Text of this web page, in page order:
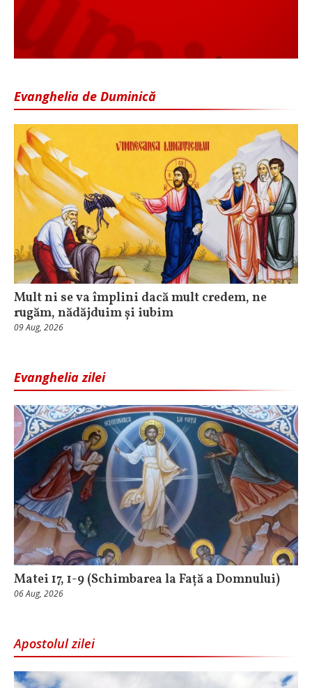
Evanghelia de Duminică
Mult ni se va împlini dacă mult credem, ne
rugăm, nădăjduim și iubim
09 Aug, 2026
Evanghelia zilei
Matei 17, 1-9 (Schimbarea la Față a Domnului)
06 Aug, 2026
Apostolul zilei